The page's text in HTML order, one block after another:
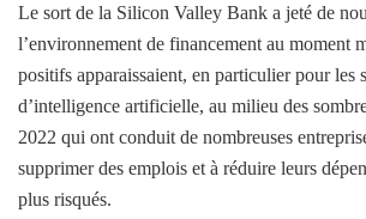
Le sort de la Silicon Valley Bank a jeté de
l’environnement de financement au moment
positifs apparaissaient, en particulier pour les
d’intelligence artificielle, au milieu des
2022 qui ont conduit de nombreuses
supprimer des emplois et à réduire leurs
plus risqués.